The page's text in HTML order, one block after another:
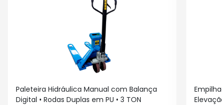
Paleteira Hidráulica Manual com Balança
Digital • Rodas Duplas em PU • 3 TON